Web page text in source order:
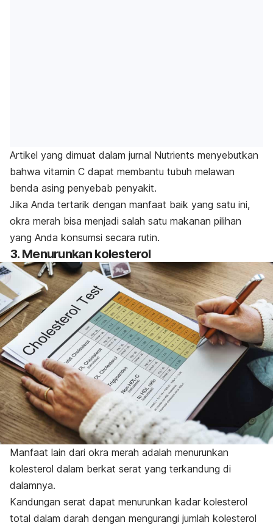
Artikel yang dimuat dalam jurnal Nutrients menyebutkan
bahwa vitamin C dapat membantu tubuh melawan
benda asing penyebab penyakit.
Jika Anda tertarik dengan manfaat baik yang satu ini,
okra merah bisa menjadi salah satu makanan pilihan
yang Anda konsumsi secara rutin.
3. Menurunkan kolesterol
Manfaat lain dari okra merah adalah menurunkan
kolesterol dalam berkat serat yang terkandung di
dalamnya.
Kandungan serat dapat menurunkan kadar kolesterol
total dalam darah dengan mengurangi jumlah kolesterol